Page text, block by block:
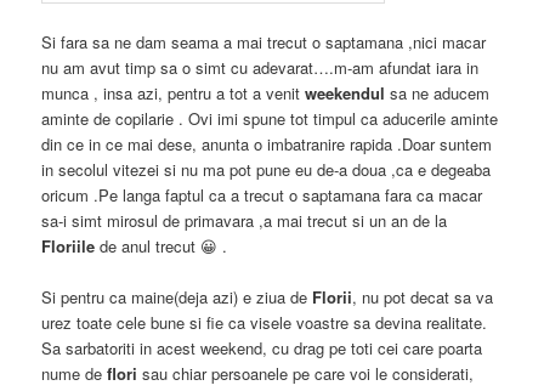
Si fara sa ne dam seama a mai trecut o saptamana ,nici macar
nu am avut timp sa o simt cu adevarat….m-am afundat iara in
munca , insa azi, pentru a tot a venitweekendul sa ne aducem
aminte de copilarie . Ovi imi spune tot timpul ca aducerile aminte
din ce in ce mai dese, anunta o imbatranire rapida .Doar suntem
in secolul vitezei si nu ma pot pune eu de-a doua ,ca e degeaba
oricum .Pe langa faptul ca a trecut o saptamana fara ca macar
sa-i simt mirosul de primavara ,a mai trecut si un an de la
Floriile de anul trecut 😀 .
Si pentru ca maine(deja azi) e ziua de Florii, nu pot decat sa va
urez toate cele bune si fie ca visele voastre sa devina realitate.
Sa sarbatoriti in acest weekend, cu drag pe toti cei care poarta
nume deflori sau chiar persoanele pe care voi le considerati,